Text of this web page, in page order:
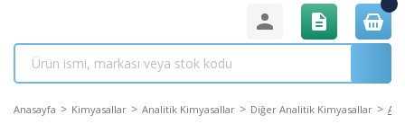
Anasayfa Kimyasallar Analitik Kimyasallar Diğer Analitik Kimyasallar